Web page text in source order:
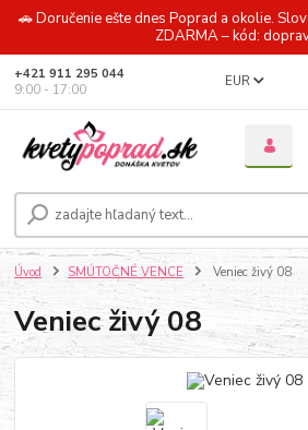
🚗 Doručenie ešte dnes Poprad a okolie.
ZDARMA – kód:
EUR
+421 911 295 044
9:00 - 17:00
Úvod SMÚTOČNÉ VENCE Veniec živý 08
Veniec živý 08